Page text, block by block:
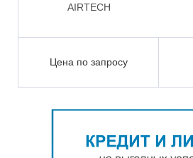
AIRTECH
Цена по запросу